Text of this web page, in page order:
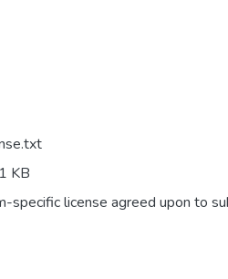
KB
specific license agreed upon to